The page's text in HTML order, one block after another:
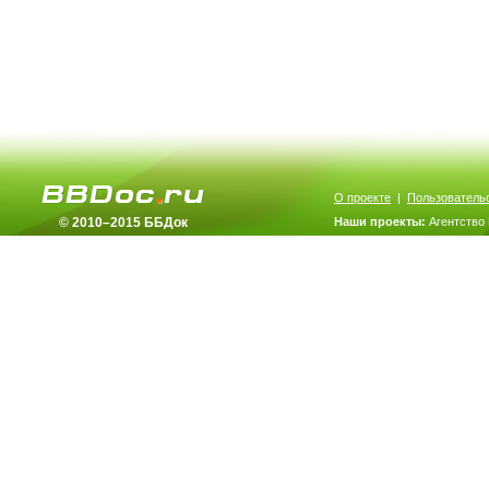
© 2010–2015 ББДок
О проекте |
Наши проекты: